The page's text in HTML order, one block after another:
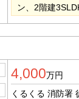
ン、2階建
4,000万円
くるくる 消防署